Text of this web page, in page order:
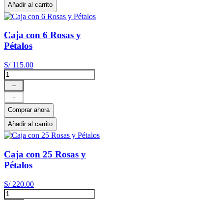
Añadir al carrito
Caja con 6 Rosas y
Pétalos
S/ 115.00
＋
－
Comprar ahora
Añadir al carrito
Caja con 25 Rosas y
Pétalos
S/ 220.00